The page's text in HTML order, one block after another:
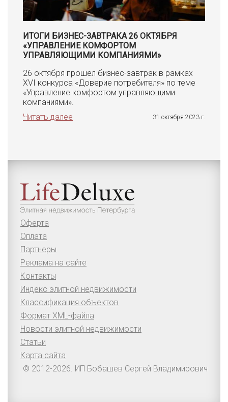
ИТОГИ БИЗНЕС-ЗАВТРАКА 26 ОКТЯБРЯ
«УПРАВЛЕНИЕ КОМФОРТОМ
УПРАВЛЯЮЩИМИ КОМПАНИЯМИ»
26 октября прошел бизнес-завтрак в рамках
XVI конкурса «Доверие потребителя» по теме
«Управление комфортом управляющими
компаниями».
Читать далее
31 октября 2023 г.
Оферта
Оплата
Партнеры
Реклама на сайте
Контакты
Индекс элитной недвижимости
Классификация объектов
Формат XML-файла
Новости элитной недвижимости
Статьи
Карта сайта
© 2012-2026. ИП Бобашев Сергей Владимирович